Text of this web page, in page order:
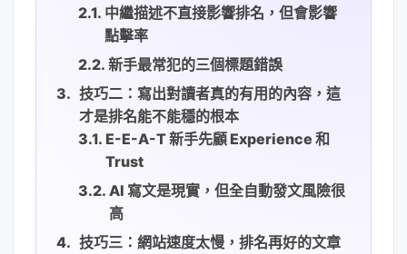
中繼描述不直接影響排名，但會影響
點擊率
新手最常犯的三個標題錯誤
技巧二：寫出對讀者真的有用的內容，這
才是排名能不能穩的根本
E-E-A-T 新手先顧 Experience 和
Trust
AI 寫文是現實，但全自動發文風險很
高
技巧三：網站速度太慢，排名再好的文章